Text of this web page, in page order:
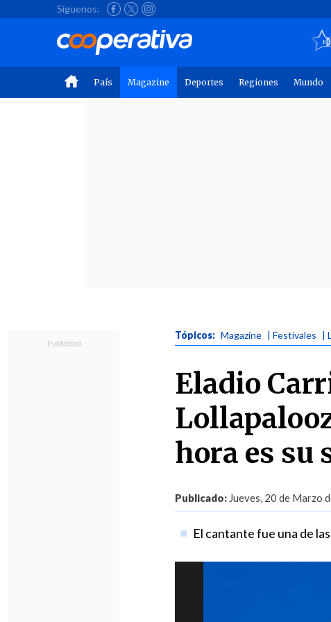
Síguenos:
País Magazine Deportes Regiones Mundo
Tópicos: Magazine | Festivales |
Eladio
hora es su
Publicado: Jueves, 20 de Marzo
El cantante fue una de